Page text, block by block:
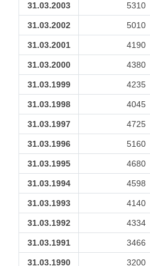
31.03.2003 5310
31.03.2002 5010
31.03.2001 4190
31.03.2000 4380
31.03.1999 4235
31.03.1998 4045
31.03.1997 4725
31.03.1996 5160
31.03.1995 4680
31.03.1994 4598
31.03.1993 4140
31.03.1992 4334
31.03.1991 3466
31.03.1990 3200